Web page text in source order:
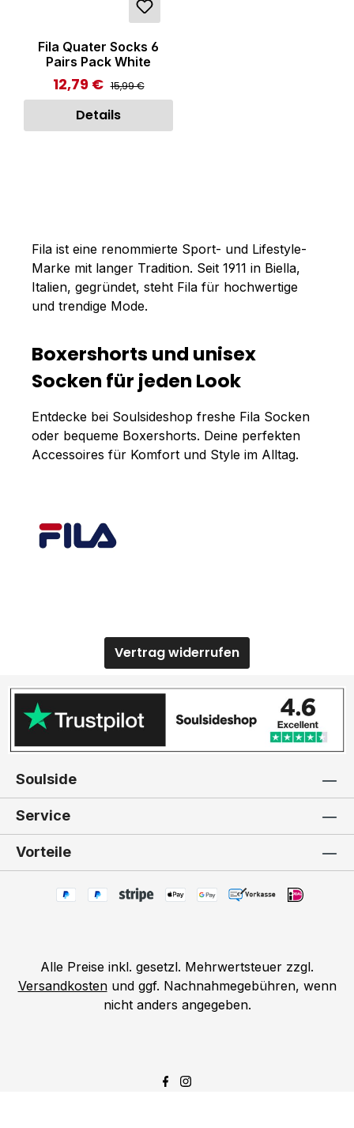
Fila Quater Socks 6
Pairs Pack White
Verkaufspreis:
12,79 € Regulärer Preis:
15,99 €
Details
Fila ist eine renommierte Sport- und Lifestyle-
Marke mit langer Tradition. Seit 1911 in Biella,
Italien, gegründet, steht Fila für hochwertige
und trendige Mode.
Boxershorts und unisex
Socken für jeden Look
Entdecke bei Soulsideshop freshe Fila Socken
oder bequeme Boxershorts. Deine perfekten
Accessoires für Komfort und Style im Alltag.
Vertrag widerrufen
Soulside
Service
Vorteile
Alle Preise inkl. gesetzl. Mehrwertsteuer zzgl.
Versandkostenund ggf. Nachnahmegebühren, wenn
nicht anders angegeben.